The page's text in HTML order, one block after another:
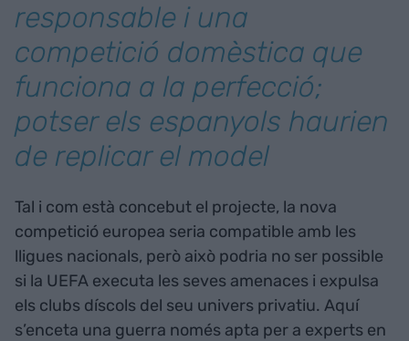
responsable i una
competició domèstica que
funciona a la perfecció;
potser els espanyols haurien
de replicar el model
Tal i com està concebut el projecte, la nova
competició europea seria compatible amb les
lligues nacionals, però això podria no ser possible
si la UEFA executa les seves amenaces i expulsa
els clubs díscols del seu univers privatiu. Aquí
s’enceta una guerra només apta per a experts en